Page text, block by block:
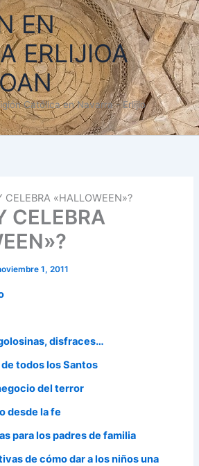
EN
ERLIJIOA
Católica en Navarra - Erlijio
CELEBRA «HALLOWEEN»?
CELEBRA
1, 2011
disfraces…
todos los Santos
del terror
desde la fe
para los padres de familia
de cómo dar a los niños una